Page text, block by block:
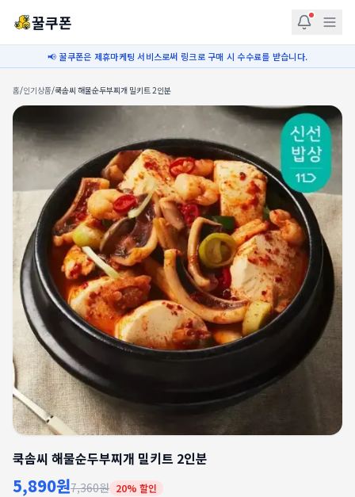
꿀쿠폰
📢 꿀쿠폰은 제휴마케팅 서비스로써 링크로 구매 시 수수료를 받습니다.
홈/인기상품/쿡솜씨 해물순두부찌개 밀키트 2인분
쿡솜씨 해물순두부찌개 밀키트 2인분
5,890원7,360원 20% 할인